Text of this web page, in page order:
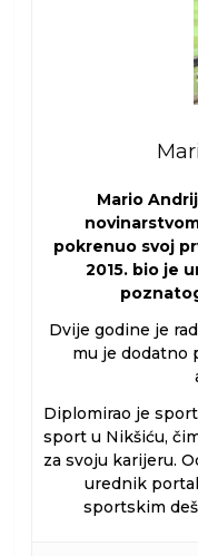
Mario
pokrenuo svoj
2015. bio je
Dvije godine je
mu je dodatno
Diplomirao je
sport u Nikšiću,
za svoju karijeru.
urednik
sportskim